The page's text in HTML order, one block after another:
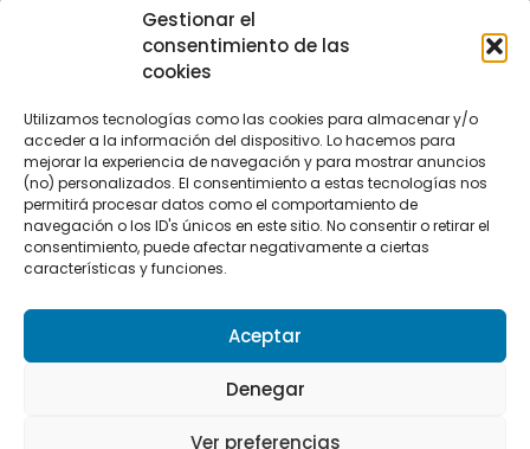
Gestionar el
consentimiento de las
cookies
Utilizamos tecnologías como las cookies para almacenar y/o
acceder a la información del dispositivo. Lo hacemos para
mejorar la experiencia de navegación y para mostrar anuncios
(no) personalizados. El consentimiento a estas tecnologías nos
permitirá procesar datos como el comportamiento de
navegación o los ID's únicos en este sitio. No consentir o retirar el
consentimiento, puede afectar negativamente a ciertas
características y funciones.
Aceptar
Denegar
Ver preferencias
CONTACTO
+34 662 342 177
info@vkssport.com
SÍGUENOS
Política de privacidad
Política de cookies